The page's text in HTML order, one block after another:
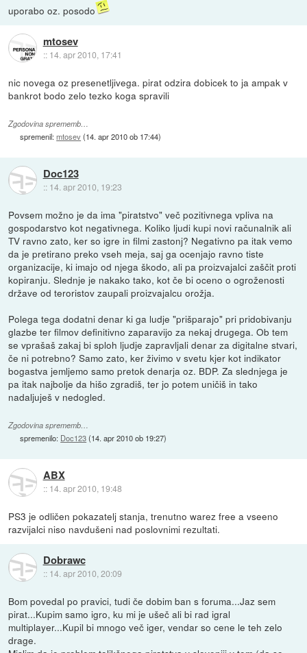
uporabo oz. posodo
mtosev
:: 14. apr 2010, 17:41
nic novega oz presenetljivega. pirat odzira dobicek to ja ampak v
bankrot bodo zelo tezko koga spravili
Zgodovina sprememb…
spremenil:mtosev(14. apr 2010 ob 17:44)
Doc123
:: 14. apr 2010, 19:23
Povsem možno je da ima "piratstvo" več pozitivnega vpliva na
gospodarstvo kot negativnega. Koliko ljudi kupi novi računalnik ali
TV ravno zato, ker so igre in filmi zastonj? Negativno pa itak vemo
da je pretirano preko vseh meja, saj ga ocenjajo ravno tiste
organizacije, ki imajo od njega škodo, ali pa proizvajalci zaščit proti
kopiranju. Slednje je nakako tako, kot če bi oceno o ogroženosti
države od teroristov zaupali proizvajalcu orožja.
Polega tega dodatni denar ki ga ludje "prišparajo" pri pridobivanju
glazbe ter filmov definitivno zaparavijo za nekaj drugega. Ob tem
se vprašaš zakaj bi sploh ljudje zapravljali denar za digitalne stvari,
če ni potrebno? Samo zato, ker živimo v svetu kjer kot indikator
bogastva jemljemo samo pretok denarja oz. BDP. Za slednjega je
pa itak najbolje da hišo zgradiš, ter jo potem uničiš in tako
nadaljuješ v nedogled.
Zgodovina sprememb…
spremenilo: Doc123(14. apr 2010 ob 19:27)
ABX
:: 14. apr 2010, 19:48
PS3 je odličen pokazatelj stanja, trenutno warez free a vseeno
razvijalci niso navdušeni nad poslovnimi rezultati.
Dobrawc
:: 14. apr 2010, 20:09
Bom povedal po pravici, tudi če dobim ban s foruma...Jaz sem
pirat...Kupim samo igro, ku mi je ušeč ali bi rad igral
multiplayer...Kupil bi mnogo več iger, vendar so cene le teh zelo
drage.